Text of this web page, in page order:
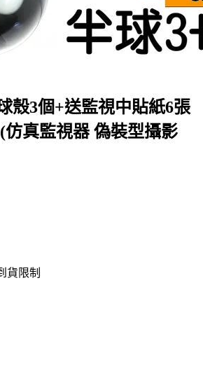
殼3個+送監視中貼紙6張
仿真監視器 偽裝型攝影
貨限制